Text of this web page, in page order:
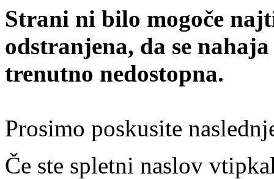
Strani ni bilo mogoče
odstranjena, da se
trenutno nedostopna.
Prosimo poskusite
Če ste spletni naslov